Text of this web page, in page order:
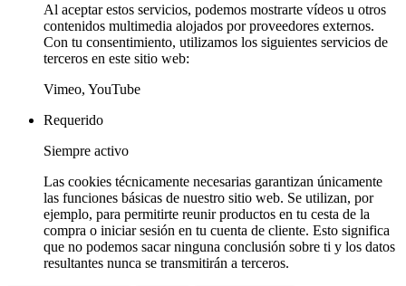
Al aceptar estos servicios, podemos mostrarte vídeos u otros
contenidos multimedia alojados por proveedores externos.
Con tu consentimiento, utilizamos los siguientes servicios de
terceros en este sitio web:
Vimeo, YouTube
Requerido
Siempre activo
Las cookies técnicamente necesarias garantizan únicamente
las funciones básicas de nuestro sitio web. Se utilizan, por
ejemplo, para permitirte reunir productos en tu cesta de la
compra o iniciar sesión en tu cuenta de cliente. Esto significa
que no podemos sacar ninguna conclusión sobre ti y los datos
resultantes nunca se transmitirán a terceros.